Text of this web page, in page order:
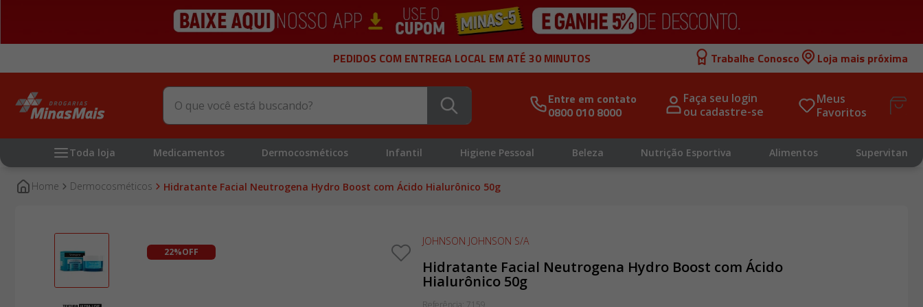
PEDIDOS COM ENTREGA LOCAL EM ATÉ 30 MINUTOS Trabalhe Conosco Loja mais próxima
O que você está buscando?
Entre em contato
0800 010 8000
Faça seu login
ou cadastre-se
Meus
Favoritos
Toda loja Medicamentos Dermocosméticos Infantil Higiene Pessoal Beleza Nutrição Esportiva Alimentos Supervitan
dermocosméticos Hidratante Facial Neutrogena Hydro Boost com Ácido Hialurônico 50g
22%OFF
JOHNSON JOHNSON S/A
Hidratante Facial Neutrogena Hydro Boost com Ácido
Hialurônico 50g
Referência: 7159